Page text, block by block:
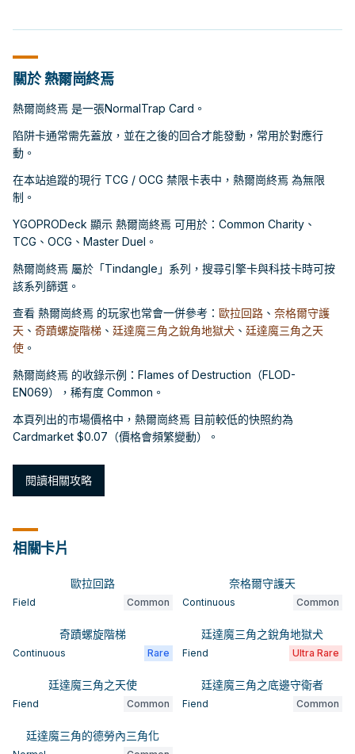
關於 熱爾崗終焉
熱爾崗終焉 是一張NormalTrap Card。
陷阱卡通常需先蓋放，並在之後的回合才能發動，常用於對應行
動。
在本站追蹤的現行 TCG / OCG 禁限卡表中，熱爾崗終焉 為無限
制。
YGOPRODeck 顯示 熱爾崗終焉 可用於：Common Charity、
TCG、OCG、Master Duel。
熱爾崗終焉 屬於「Tindangle」系列，搜尋引擎卡與科技卡時可按
該系列篩選。
查看 熱爾崗終焉 的玩家也常會一併參考： 歐拉回路 、 奈格爾守護
天 、 奇蹟螺旋階梯 、 廷達魔三角之銳角地獄犬 、 廷達魔三角之天
使 。
熱爾崗終焉 的收錄示例：Flames of Destruction（FLOD-
EN069），稀有度 Common。
本頁列出的市場價格中，熱爾崗終焉 目前較低的快照約為
Cardmarket $0.07（價格會頻繁變動）。
閱讀相關攻略
相關卡片
歐拉回路
Field Common
奈格爾守護天
Continuous Common
奇蹟螺旋階梯
Continuous Rare
廷達魔三角之銳角地獄犬
Fiend Ultra Rare
廷達魔三角之天使
Fiend Common
廷達魔三角之底邊守衛者
Fiend Common
廷達魔三角的德勞內三角化